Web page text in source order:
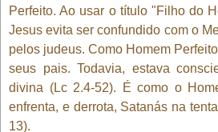
Perfeito. Ao usar o título "Filho do
Jesus evita ser confundido com o
pelos judeus. Como Homem
seus pais. Todavia, estava
divina (Lc 2.4-52). É como o
enfrenta, e derrota, Satanás na
13).